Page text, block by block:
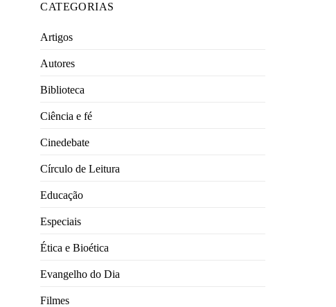
CATEGORIAS
Artigos
Autores
Biblioteca
Ciência e fé
Cinedebate
Círculo de Leitura
Educação
Especiais
Ética e Bioética
Evangelho do Dia
Filmes